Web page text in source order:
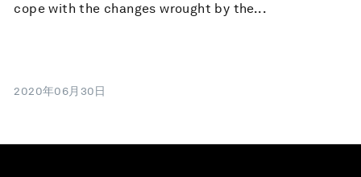
cope with the changes wrought by the...
2020年06月30日